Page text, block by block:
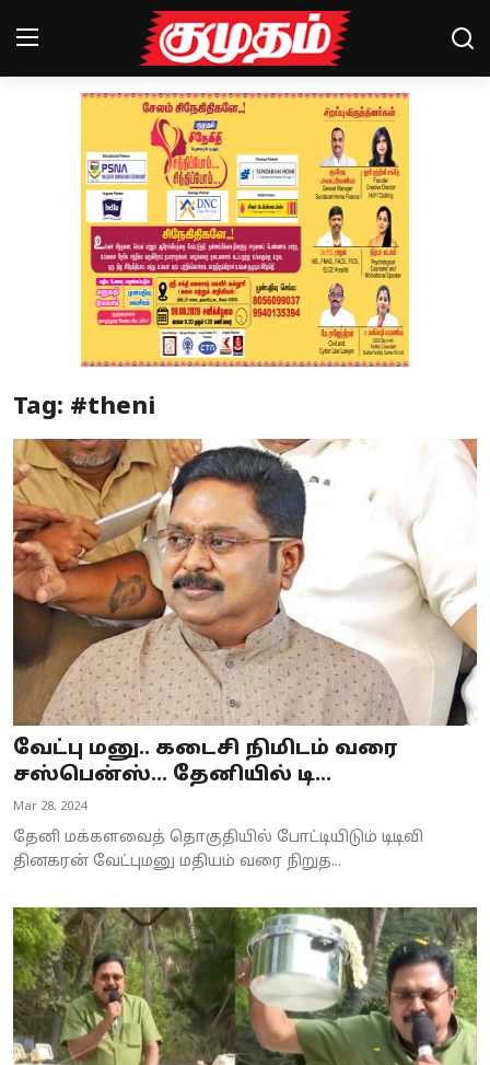
Magazines
Special Story
Business
Crime
Tamilnadu
National
World
Astrology
Spirituality
Weather
Politics
Tag: #theni
வேட்பு மனு.. கடைசி நிமிடம் வரை
சஸ்பென்ஸ்... தேனியில் டி...
Mar 28, 2024
தேனி மக்களவைத் தொகுதியில் போட்டியிடும் டிடிவி
தினகரன் வேட்புமனு மதியம் வரை நிறுத...